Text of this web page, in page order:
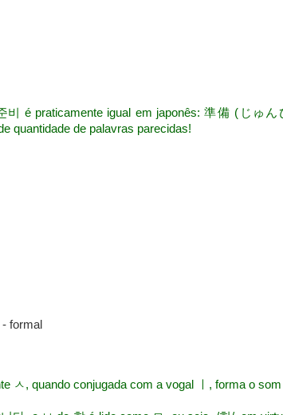
비 é praticamente igual em japonês: 準備 (じゅん
quantidade de palavras parecidas!
formal
ㅅ, quando conjugada com a vogal ㅣ, forma o